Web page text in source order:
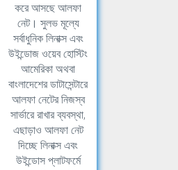
করে আসছে আলফা
নেট। সুলভ মূল্যে
সর্বাধুনিক লিনাক্স এবং
উইন্ডোজ ওয়েব হোস্টিং
আমেরিকা অথবা
বাংলাদেশের ডাটাসেন্টারে
আলফা নেটের নিজস্ব
সার্ভারে রাখার ব্যবস্থা,
এছাড়াও আলফা নেট
দিচ্ছে লিনাক্স এবং
উইন্ডোস প্লাটফর্মে